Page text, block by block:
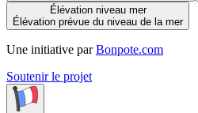
Élévation niveau mer
Élévation prévue du niveau de la mer
Une initiative par Bonpote.com
Soutenir le projet